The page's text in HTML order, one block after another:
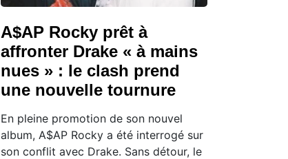
A$AP Rocky prêt à
affronter Drake « à mains
nues » : le clash prend
une nouvelle tournure
En pleine promotion de son nouvel
album, A$AP Rocky a été interrogé sur
son conflit avec Drake. Sans détour, le